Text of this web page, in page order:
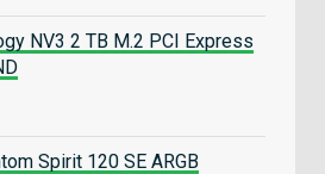
NV3 2 TB M.2 PCI Express
Spirit 120 SE ARGB